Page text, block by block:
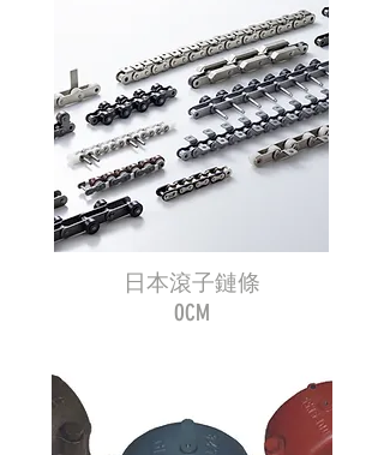
日本滾子鏈條
OCM